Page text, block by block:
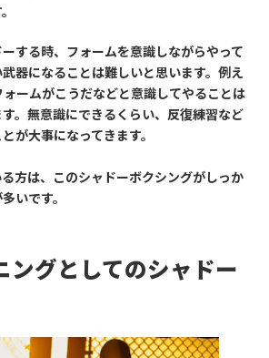
する時、フォームを意識しながらやって
器になることは難しいと思います。例え
ームがこうだなどと意識してやることは
。無意識にできるくらい、反復練習など
が大事になってきます。
る方は、このシャドーボクシングがしっか
いです。
ングとしてのシャドー